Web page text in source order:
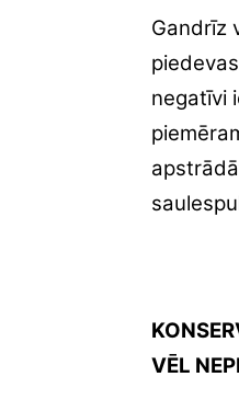
Gandrīz
negatīvi
VĒL